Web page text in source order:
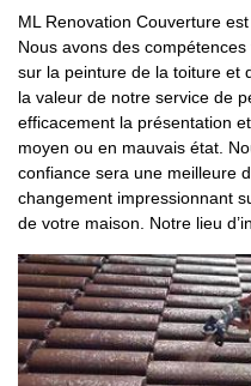
ML Renovation Couverture
Nous avons des
sur la peinture de la toiture et
la valeur de notre service de
efficacement la présentation
moyen ou en mauvais état.
confiance sera une meilleure
changement impressionnant
de votre maison. Notre lieu